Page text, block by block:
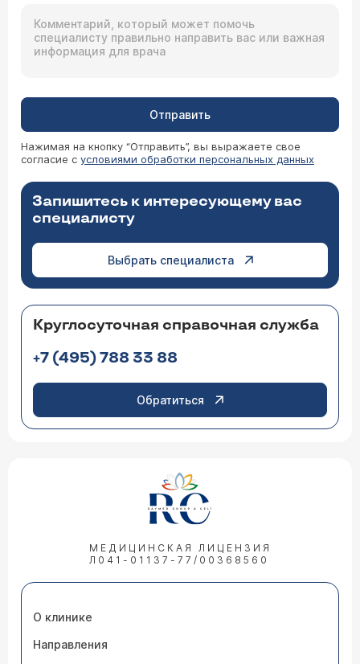
Отправить
Нажимая на кнопку “Отправить”, вы выражаете свое
согласие с условиями обработки персональных данных
Запишитесь к интересующему вас
специалисту
Выбрать специалиста
Круглосуточная справочная служба
+7 (495) 788 33 88
Обратиться
МЕДИЦИНСКАЯ ЛИЦЕНЗИЯ
Л041-01137-77/00368560
О клинике
Направления